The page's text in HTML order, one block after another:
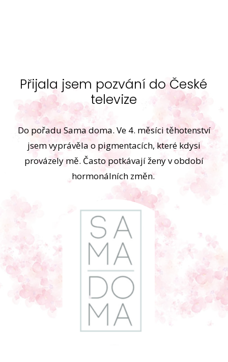
Přijala jsem pozvání do České
televize
Do pořadu Sama doma. Ve 4. měsíci těhotenství
jsem vyprávěla o pigmentacích, které kdysi
provázely mě. Často potkávají ženy v období
hormonálních změn.